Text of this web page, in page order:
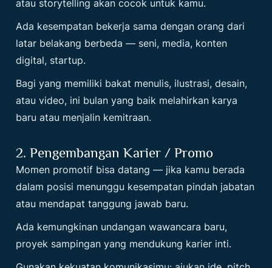
atau storytelling akan cocok untuk kamu.
Ada kesempatan bekerja sama dengan orang dari
latar belakang berbeda — seni, media, konten
digital, startup.
Bagi yang memiliki bakat menulis, ilustrasi, desain,
atau video, ini bulan yang baik melahirkan karya
baru atau menjalin kemitraan.
2. Pengembangan Karier / Promo
Momen promotif bisa datang — jika kamu berada
dalam posisi menunggu kesempatan pindah jabatan
atau mendapat tanggung jawab baru.
Ada kemungkinan undangan wawancara baru,
proyek sampingan yang mendukung karier inti.